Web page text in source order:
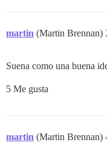
martin (Martin Brennan)
Suena como una buena
5 Me gusta
martin (Martin Brennan)